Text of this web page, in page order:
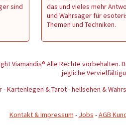
sind
das und vieles mehr
und Wahrsager für
Themen und Techniken.
Viamandis® Alle Rechte vorbehalten.
jegliche
Kartenlegen & Tarot - hellsehen &
Kontakt & Impressum - Jobs -AGB